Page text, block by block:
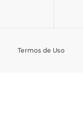
Termos de Uso